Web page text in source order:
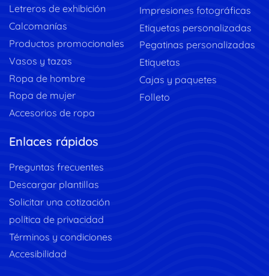
Letreros de exhibición
Calcomanías
Productos promocionales
Vasos y tazas
Ropa de hombre
Ropa de mujer
Accesorios de ropa
Impresiones fotográficas
Etiquetas personalizadas
Pegatinas personalizadas
Etiquetas
Cajas y paquetes
Folleto
Enlaces rápidos
Preguntas frecuentes
Descargar plantillas
Solicitar una cotización
política de privacidad
Términos y condiciones
Accesibilidad